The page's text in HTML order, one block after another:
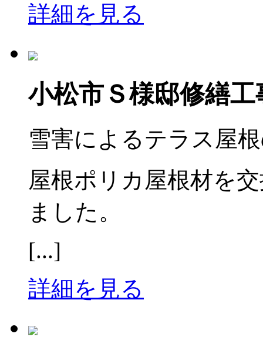
詳細を見る
小松市Ｓ様邸修繕工
雪害によるテラス屋
屋根ポリカ屋根材を
ました。
[...]
詳細を見る